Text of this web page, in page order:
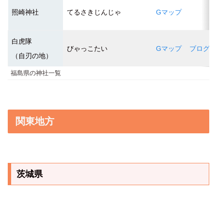
照崎神社 てるさきじんじゃ Gマップ
白虎隊
（自刃の地）
びゃっこたい Gマップ ブログ１
福島県の神社一覧
関東地方
茨城県